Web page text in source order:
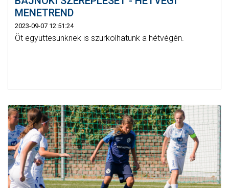
MENETREND
2023-09-07 12:51:24
Öt együttesünknek is szurkolhatunk a hétvégén.